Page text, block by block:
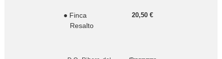
● Finca
Resalto
20,50 €